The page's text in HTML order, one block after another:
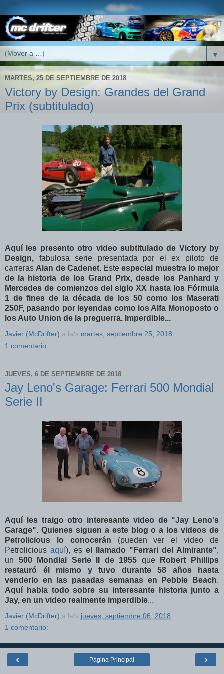
▼
MARTES, 25 DE SEPTIEMBRE DE 2018
Victory by Design: Grandes del Grand
Prix (subtitulado)
Aquí les presento otro video subtitulado de Victory by
Design, fabulosa serie
presentada por el ex piloto de
carreras Alan de Cadenet.Este especial muestra lo mejor
de la historia de los Grand Prix, desde los Panhard y
Mercedes de comienzos del siglo XX hasta los Fórmula
1 de fines de la década de los 50 como los Maserati
250F, pasando por leyendas como los Alfa Monoposto o
los Auto Union de la preguerra. Imperdible...
Javier (McDrifter) a la/s martes, septiembre 25, 2018
1 comentario:
JUEVES, 6 DE SEPTIEMBRE DE 2018
Jay Leno's Garage: Ferrari 500 Mondial
Serie II
Aquí les traigo otro interesante video de "Jay Leno's
Garage". Quienes siguen a este blog o a los videos de
Petrolicious lo conocerán (pueden ver el video de
Petrolicious aquí), es el llamado "Ferrari del Almirante",
un 500 Mondial Serie II de 1955 que
Robert Phillips
restauró él mismo y tuvo durante 58 años hasta
venderlo en las pasadas semanas en Pebble Beach.
Aquí habla todo sobre su interesante historia junto a
Jay, en un video realmente imperdible...
Javier (McDrifter) a la/s jueves, septiembre 06, 2018
1 comentario:
‹ ›
Página Principal